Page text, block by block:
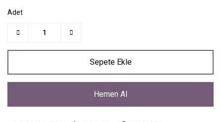
Adet
Sepete Ekle
Hemen Al